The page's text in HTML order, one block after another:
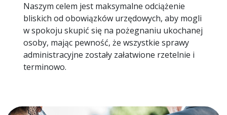
Naszym celem jest maksymalne odciążenie
bliskich od obowiązków urzędowych, aby mogli
w spokoju skupić się na pożegnaniu ukochanej
osoby, mając pewność, że wszystkie sprawy
administracyjne zostały załatwione rzetelnie i
terminowo.